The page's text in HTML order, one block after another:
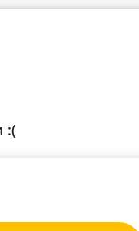
:(